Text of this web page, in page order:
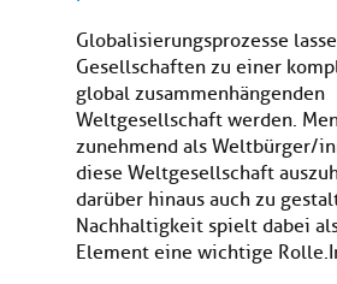
Globalisierungsprozesse
Gesellschaften zu einer
global zusammenhängenden
Weltgesellschaft werden.
zunehmend als Weltbürger/
diese Weltgesellschaft
darüber hinaus auch zu
Nachhaltigkeit spielt dabei
Element eine wichtige